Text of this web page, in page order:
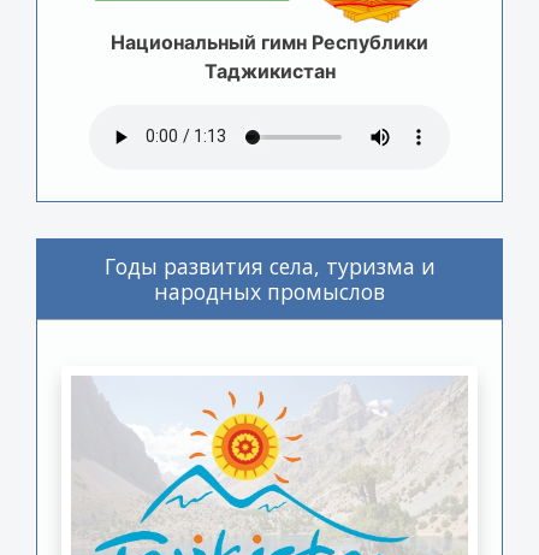
Национальный гимн Республики
Таджикистан
Годы развития села, туризма и
народных промыслов